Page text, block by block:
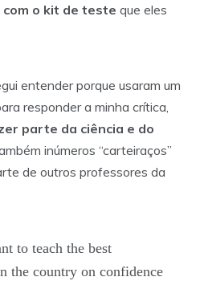
o kit de teste que eles
entender porque usaram um
responder a minha crítica,
parte da ciência e do
inúmeros “carteiraços”
de outros professores da
to teach the best
the country on confidence